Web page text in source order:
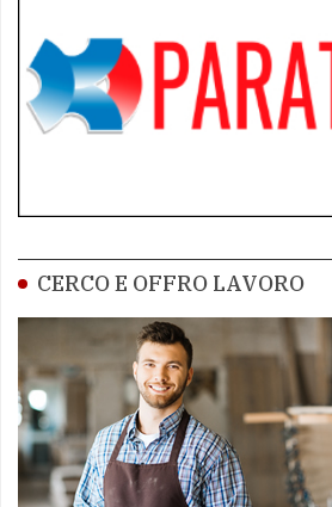
CERCO E OFFRO LAVORO